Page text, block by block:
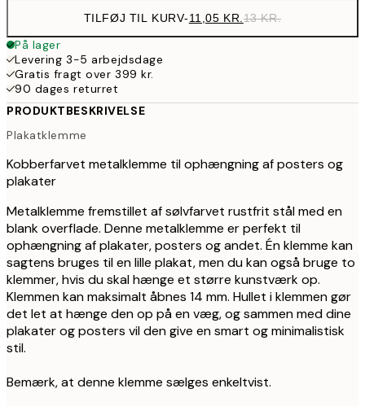
TILFØJ TIL KURV-11,05 KR. 13 KR.
På lager
Levering 3-5 arbejdsdage
Gratis fragt over 399 kr.
90 dages returret
PRODUKTBESKRIVELSE
Plakatklemme
Kobberfarvet metalklemme til ophængning af posters og
plakater
Metalklemme fremstillet af sølvfarvet rustfrit stål med en
blank overflade. Denne metalklemme er perfekt til
ophængning af plakater, posters og andet. Én klemme kan
sagtens bruges til en lille plakat, men du kan også bruge to
klemmer, hvis du skal hænge et større kunstværk op.
Klemmen kan maksimalt åbnes 14 mm. Hullet i klemmen gør
det let at hænge den op på en væg, og sammen med dine
plakater og posters vil den give en smart og minimalistisk
stil.
Bemærk, at denne klemme sælges enkeltvist.